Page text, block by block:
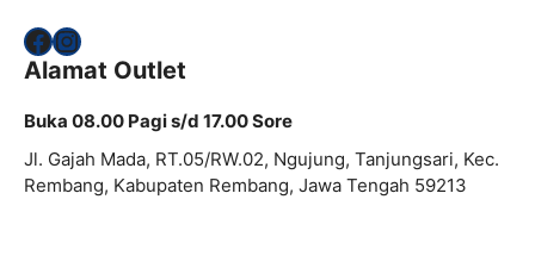
Facebook
Instagram
Alamat Outlet
Buka 08.00 Pagi s/d 17.00 Sore
Jl. Gajah Mada, RT.05/RW.02, Ngujung, Tanjungsari, Kec.
Rembang, Kabupaten Rembang, Jawa Tengah 59213